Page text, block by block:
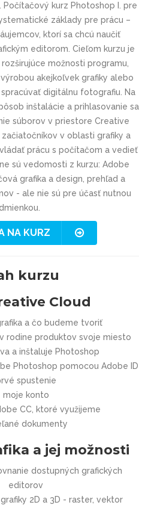
kurz Photoshop I. pre
základy pre prácu –
ktorí sa chcú naučiť
editorom. Cieľom kurzu je
možnosti programu,
akejkoľvek grafiky alebo
digitálnu fotografiu. Na
inštalácie a prihlasovanie sa
súborov v priestore Creative
v oblasti grafiky a
prácu s počítačom a vedieť
sú vedomosti z kurzu: Adobe
grafika a design, prehľad a
- ale nie sú pre účasť nutnou
NA KURZ
kurzu
Cloud
a čo budeme tvoriť
rodine produktov svoje miesto
a inštaluje Photoshop
Photoshop pomocou Adobe ID
spustenie
moje konto
CC, ktoré využijeme
dokumenty
a jej možnosti
dostupných grafických
editorov
2D a 3D - raster, vektor